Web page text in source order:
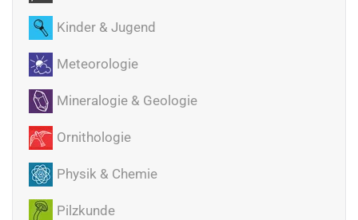
Kinder & Jugend
Meteorologie
Mineralogie & Geologie
Ornithologie
Physik & Chemie
Pilzkunde